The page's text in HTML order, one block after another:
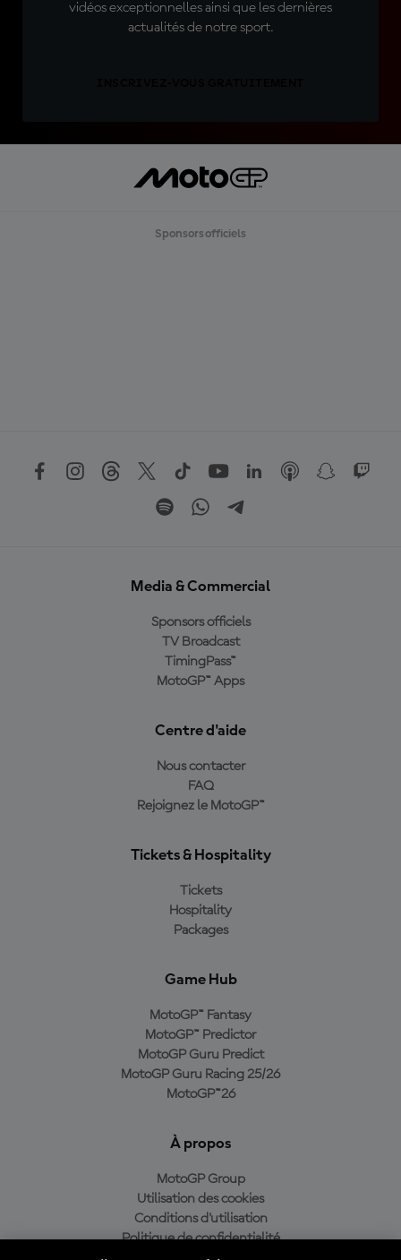
vidéos exceptionnelles ainsi que les dernières
actualités de notre sport.
Sponsors officiels
Media & Commercial
Sponsors officiels
TV Broadcast
TimingPass™
MotoGP™ Apps
Centre d'aide
Nous contacter
FAQ
Rejoignez le MotoGP™
Tickets & Hospitality
Tickets
Hospitality
Packages
Game Hub
MotoGP™ Fantasy
MotoGP™ Predictor
MotoGP Guru Predict
MotoGP Guru Racing 25/26
MotoGP™26
À propos
MotoGP Group
Utilisation des cookies
Conditions d'utilisation
Politique de confidentialité